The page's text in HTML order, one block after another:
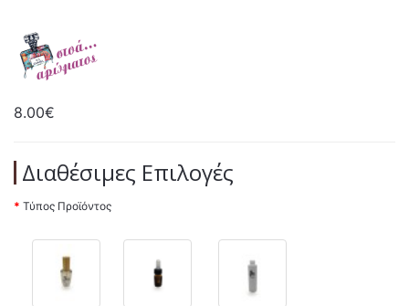
8.00€
Διαθέσιμες Επιλογές
Τύπος Προϊόντος